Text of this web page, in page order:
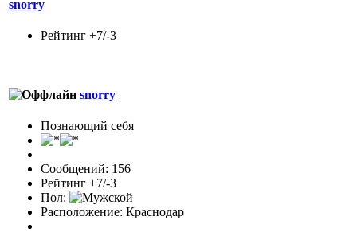
snorry
Рейтинг +7/-3
snorry
Познающий себя
Сообщений: 156
Рейтинг +7/-3
Пол:
Расположение: Краснодар